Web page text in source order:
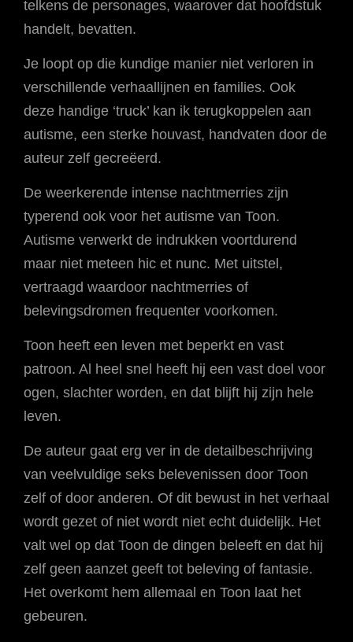
telkens de personages, waarover dat hoofdstuk
handelt, bevatten.
Je loopt op die kundige manier niet verloren in
verschillende verhaallijnen en families. Ook
deze handige ‘truck’ kan ik terugkoppelen aan
autisme, een sterke houvast, handvaten door de
auteur zelf gecreëerd.
De weerkerende intense nachtmerries zijn
typerend ook voor het autisme van Toon.
Autisme verwerkt de indrukken voortdurend
maar niet meteen hic et nunc. Met uitstel,
vertraagd waardoor nachtmerries of
belevingsdromen frequenter voorkomen.
Toon heeft een leven met beperkt en vast
patroon. Al heel snel heeft hij een vast doel voor
ogen, slachter worden, en dat blijft hij zijn hele
leven.
De auteur gaat erg ver in de detailbeschrijving
van veelvuldige seks belevenissen door Toon
zelf of door anderen. Of dit bewust in het verhaal
wordt gezet of niet wordt niet echt duidelijk. Het
valt wel op dat Toon de dingen beleeft en dat hij
zelf geen aanzet geeft tot beleving of fantasie.
Het overkomt hem allemaal en Toon laat het
gebeuren.